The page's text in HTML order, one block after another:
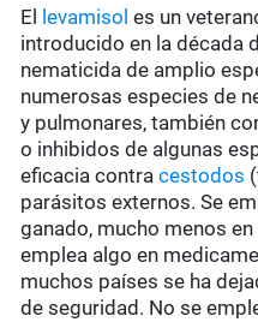
El
levamisol es un
introducido en la década
nematicida de amplio
numerosas especies de
y pulmonares, también
o inhibidos de algunas
eficacia contracestodos
parásitos externos. Se
ganado, mucho menos
emplea algo en
muchos países se ha
de seguridad. No se